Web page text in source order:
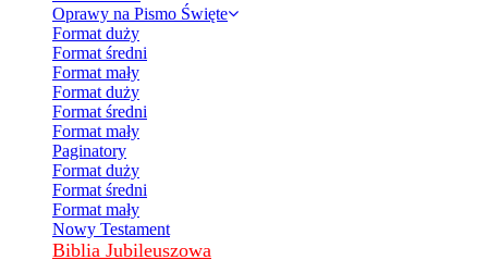
Oprawy na Pismo Święte
Format duży
Format średni
Format mały
Format duży
Format średni
Format mały
Paginatory
Format duży
Format średni
Format mały
Nowy Testament
Biblia Jubileuszowa